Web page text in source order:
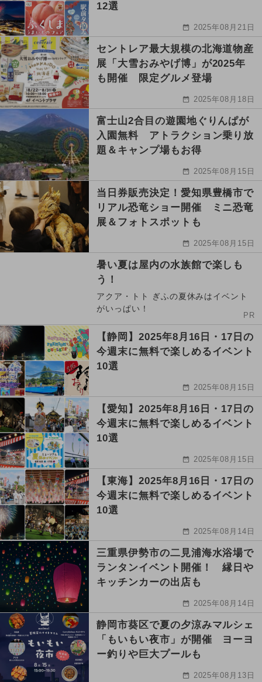
12選
2025年08月21日
セントレア最大規模の北海道物産
展「大雪おみやげ博」が2025年
も開催 限定グルメ登場
2025年08月18日
富士山2合目の遊園地ぐりんぱが
入園無料 アトラクション乗り放
題＆キャンプ場もお得
2025年08月15日
当日券販売決定！愛知県豊橋市で
リアル恐竜ショー開催 ミニ恐竜
展＆フォトスポットも
2025年08月15日
暑い夏は屋内の水族館で楽しも
う！
アクア・トト ぎふの夏休みはイベント
がいっぱい！
PR
【静岡】2025年8月16日・17日の
今週末に無料で楽しめるイベント
10選
2025年08月15日
【愛知】2025年8月16日・17日の
今週末に無料で楽しめるイベント
10選
2025年08月15日
【東海】2025年8月16日・17日の
今週末に無料で楽しめるイベント
10選
2025年08月14日
三重県伊勢市の二見浦海水浴場で
ランタンイベント開催！ 縁日や
キッチンカーの出店も
2025年08月14日
静岡市葵区で夏の夕涼みマルシェ
「もいもい夜市」が開催 ヨーヨ
ー釣りや巨大プールも
2025年08月13日